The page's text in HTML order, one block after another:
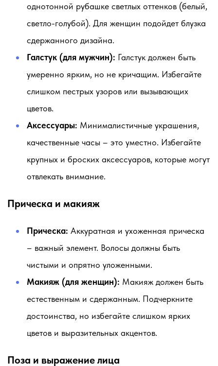
однотонной рубашке светлых оттенков (белый,
светло-голубой). Для женщин подойдет блузка
сдержанного дизайна.
Галстук (для мужчин): Галстук должен быть
умеренно ярким, но не кричащим. Избегайте
слишком пестрых узоров или вызывающих
цветов.
Аксессуары: Минималистичные украшения,
качественные часы – это уместно. Избегайте
крупных и броских аксессуаров, которые могут
отвлекать внимание.
Прическа и макияж
Прическа: Аккуратная и ухоженная прическа
– важный элемент. Волосы должны быть
чистыми и опрятно уложенными.
Макияж (для женщин): Макияж должен быть
естественным и сдержанным. Подчеркните
достоинства, но избегайте слишком ярких
цветов и выразительных акцентов.
Поза и выражение лица